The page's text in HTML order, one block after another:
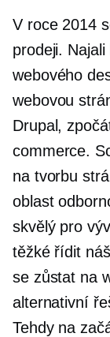
V roce 2014
prodeji.
webového
webovou
Drupal,
commerce.
na tvorbu
oblast
skvělý pro
těžké řídit
se zůstat na
alternativní
Tehdy na